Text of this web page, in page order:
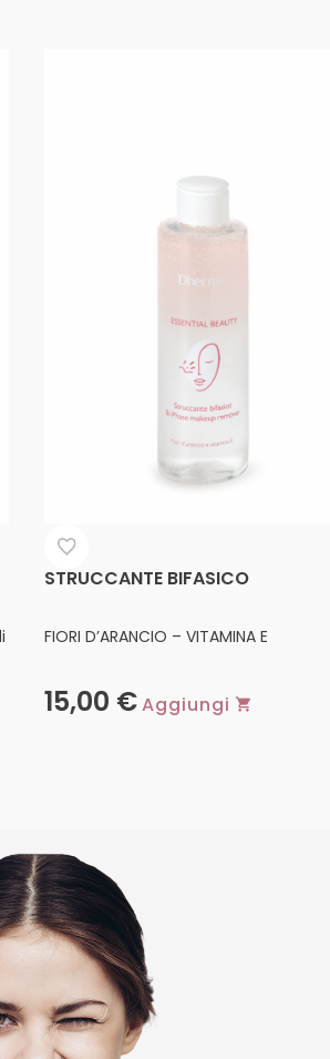
STRUCCANTE BIFASICO
FIORI D’ARANCIO – VITAMINA E
15,00 €Aggiungi